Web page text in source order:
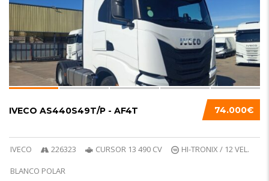
6
74.000€
IVECO AS440S49T/P - AF4T
IVECO 226323 CURSOR 13 490 CV
HI-TRONIX / 12 VEL.
BLANCO POLAR